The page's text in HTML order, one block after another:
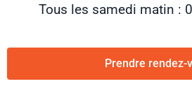
Tous les samedi matin :
Prendre rendez-